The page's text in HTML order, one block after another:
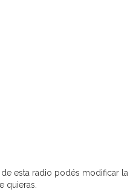
esta radio podés modificar la
quieras.